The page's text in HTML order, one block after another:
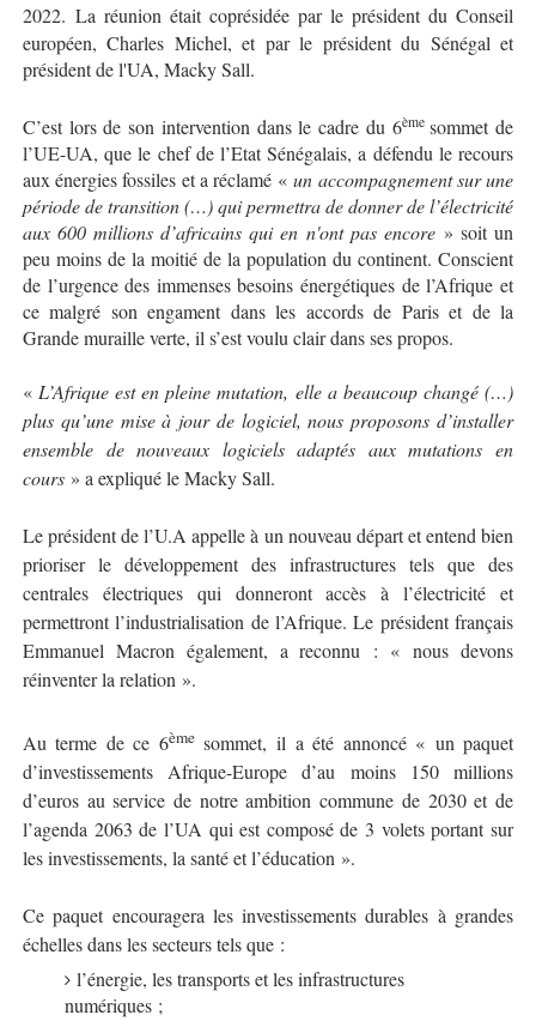
2022. La réunion était coprésidée par le président du Conseil
européen, Charles Michel, et par le président du Sénégal et
président de l'UA, Macky Sall.
C’est lors de son intervention dans le cadre du 6ème sommet de
l’UE-UA, que le chef de l’Etat Sénégalais, a défendu le recours
aux énergies fossiles et a réclamé «un accompagnement sur une
période de transition (…) qui permettra de donner de l’électricité
aux 600 millions d’africains qui en n'ont pas encore» soit un
peu moins de la moitié de la population du continent. Conscient
de l’urgence des immenses besoins énergétiques de l’Afrique et
ce malgré son engament dans les accords de Paris et de la
Grande muraille verte, il s’est voulu clair dans ses propos.
« L’Afrique est en pleine mutation, elle a beaucoup changé (…)
plus qu’une mise à jour de logiciel, nous proposons d’installer
ensemble de nouveaux logiciels adaptés aux mutations en
cours» a expliqué le Macky Sall.
Le président de l’U.A appelle à un nouveau départ et entend bien
prioriser le développement des infrastructures tels que des
centrales électriques qui donneront accès à l’électricité et
permettront l’industrialisation de l’Afrique. Le président français
Emmanuel Macron également, a reconnu : « nous devons
réinventer la relation ».
Au terme de ce 6èmesommet, il a été annoncé « un paquet
d’investissements Afrique-Europe d’au moins 150 millions
d’euros au service de notre ambition commune de 2030 et de
l’agenda 2063 de l’UA qui est composé de 3 volets portant sur
les investissements, la santé et l’éducation ».
Ce paquet encouragera les investissements durables à grandes
échelles dans les secteurs tels que :
l’énergie, les transports et les infrastructures
numériques ;